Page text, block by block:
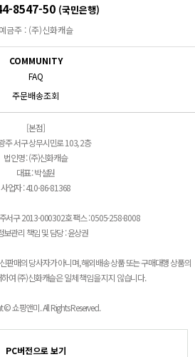
8547-50 (국민은행)
예금주 : (주)신화캐슬
COMMUNITY
FAQ
주문배송조회
[본점]
주 서구 상무시민로 103, 2층
법인명 : (주)신화캐슬
대표 : 박설원
사업자 : 410-86-81368
서구 2013-000302호 팩스 : 0505-258-8008
보관리 책임 및 담당 : 윤상권
판매의 당사자가 아니며, 해외배송 상품 또는 구매대행 상품의
여 (주)신화캐슬은 일체 책임을 지지 않습니다.
쇼핑앤미. All Rights Reserved.
PC버전으로 보기